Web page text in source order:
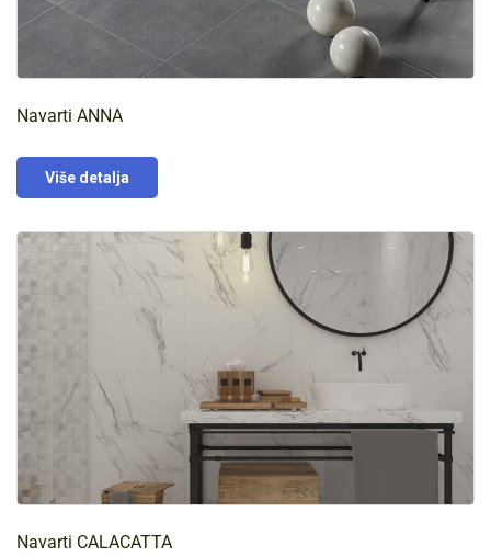
Navarti ANNA
Više detalja
Navarti CALACATTA